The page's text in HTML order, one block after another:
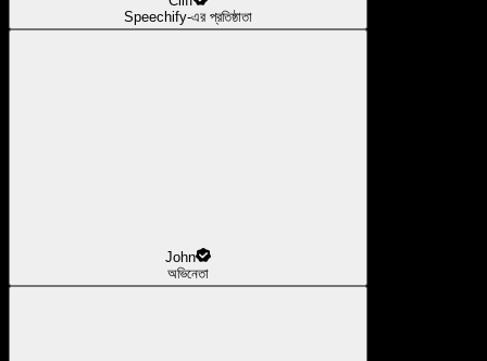
Speechify-এর প্রতিষ্ঠাতা
John
অভিনেতা